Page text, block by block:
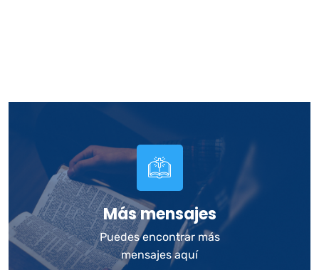
Más mensajes
Puedes encontrar más
mensajes aquí